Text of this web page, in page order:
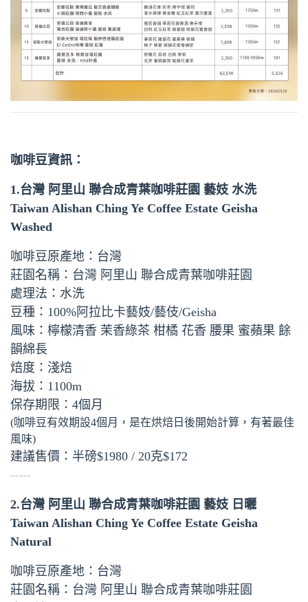
咖啡豆資訊：
1.台灣 阿里山 聯合成青葉咖啡莊園 藝妓 水洗
Taiwan Alishan Ching Ye Coffee Estate Geisha
Washed
咖啡豆原產地：台灣
莊園名稱：台灣 阿里山 聯合成青葉咖啡莊園
處理法：水洗
豆種：100%阿拉比卡藝妓/藝伎/Geisha
風味：檸檬清香 茉香綠茶 柑橘 花香 腰果 蜜蘋果 餘
韻綿長
焙度：淺焙
海拔：1100m
保存期限：4個月
(咖啡豆有效期設4個月，是在烘焙日後開始計算，有著最佳
風味)
建議售價：半磅$1980 / 20克$172
-----
2.台灣 阿里山 聯合成青葉咖啡莊園 藝妓 日曬
Taiwan Alishan Ching Ye Coffee Estate Geisha
Natural
咖啡豆原產地：台灣
莊園名稱：台灣 阿里山 聯合成青葉咖啡莊園